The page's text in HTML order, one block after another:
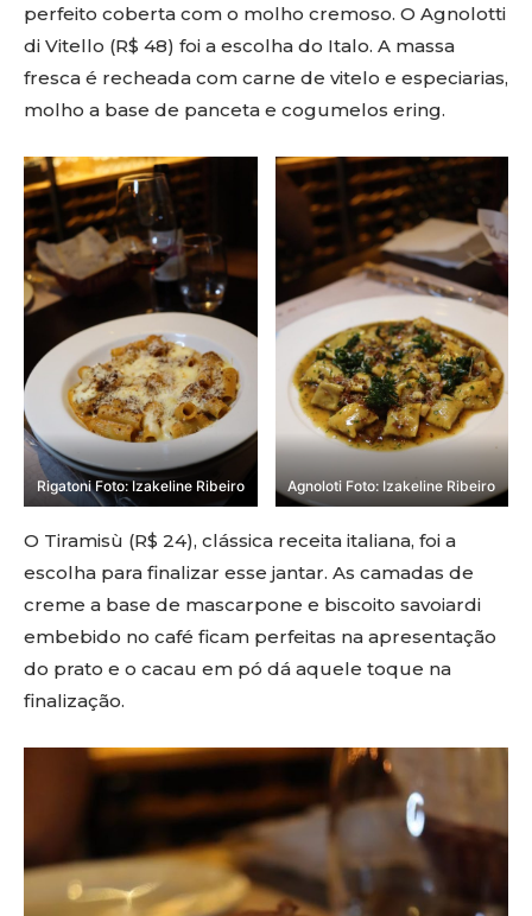
perfeito coberta com o molho cremoso. O Agnolotti
di Vitello (R$ 48) foi a escolha do Italo. A massa
fresca é recheada com carne de vitelo e especiarias,
molho a base de panceta e cogumelos ering.
Rigatoni Foto: Izakeline Ribeiro Agnoloti Foto: Izakeline Ribeiro
O Tiramisù (R$ 24), clássica receita italiana, foi a
escolha para finalizar esse jantar. As camadas de
creme a base de mascarpone e biscoito savoiardi
embebido no café ficam perfeitas na apresentação
do prato e o cacau em pó dá aquele toque na
finalização.